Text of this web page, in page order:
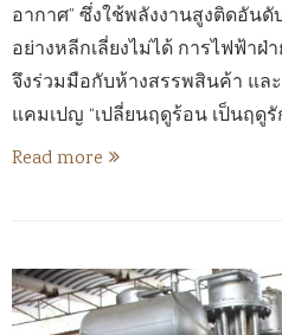
อากาศ” ซึ่งใช้พลังงานสูงติดอัน
อย่างหลีกเลี่ยงไม่ได้ การไฟฟ้าฝ่
จึงร่วมมือกับห้างสรรพสินค้า แล
แคมเปญ “เปลี่ยนฤดูร้อน เป็นฤดูรั
Read more